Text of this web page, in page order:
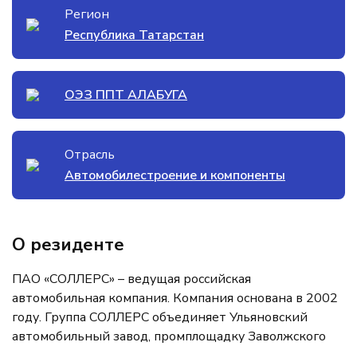
Регион
Республика Татарстан
ОЭЗ ППТ АЛАБУГА
Отрасль
Автомобилестроение и компоненты
О резиденте
ПАО «СОЛЛЕРС» – ведущая российская
автомобильная компания. Компания основана в 2002
году. Группа СОЛЛЕРС объединяет Ульяновский
автомобильный завод, промплощадку Заволжского